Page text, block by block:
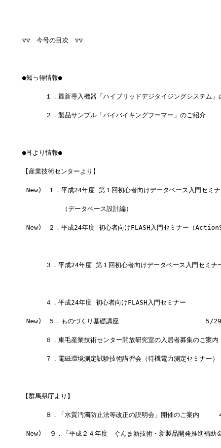
▽▽　今号の目次　▽▽
●知っ得情報●
１．最新導入機器「ハイブリッドデジタイジングシステム」
２．製品サンプル「バイバイキングフーマー」のご紹介
●耳より情報●
【産業技術センターより】
New)　１．平成24年度 第１回初心者向けデータベース入門セミ
（データベース設計編）
New)　２．平成24年度 初心者向けFLASH入門セミナー（
３．平成24年度 第１回初心者向けデータベース入門セミナ
４．平成24年度 初心者向けFLASH入門セミナー
New)　５．ものづくり基礎講座                      5/29
６．東毛産業技術センター開放研究室の入居者募集のご案内
７．電磁環境測定試験技術講習会（待機電力測定セミナ
【群馬県庁より】
８．「水質汚濁防止法等改正の説明会」開催のご案内
New)  ９．「平成２４年度　ぐんま新技術・新製品開発推進補助